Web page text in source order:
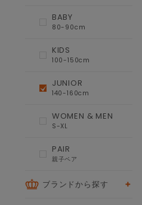
BABY
80-90cm
KIDS
100-150cm
JUNIOR
140-160cm
WOMEN & MEN
S-XL
PAIR
親子ペア
ブランドから探す